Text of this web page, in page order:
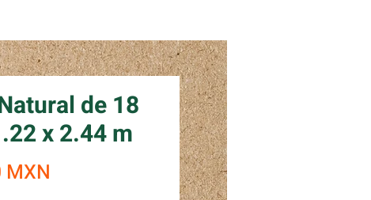
de 18
x 2.44 m
MXN